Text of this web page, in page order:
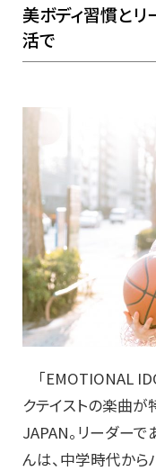
美ボディ習慣とリ
活で
「EMOTIONAL
クテイストの楽曲が
JAPAN。リーダーで
んは、中学時代から